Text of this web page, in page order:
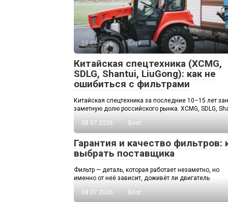
15.07.2026 Блог
Китайская спецтехника (XCMG,
SDLG, Shantui, LiuGong): как не
ошибиться с фильтрами
Китайская спецтехника за последние 10–15 лет
заметную долю российского рынка. XCMG, SDLG,
08.07.2026
Блог
Гарантия и качество фильтров:
выбрать поставщика
Фильтр — деталь, которая работает незаметно, но
именно от неё зависит, доживёт ли двигатель
08.07.2026
Блог